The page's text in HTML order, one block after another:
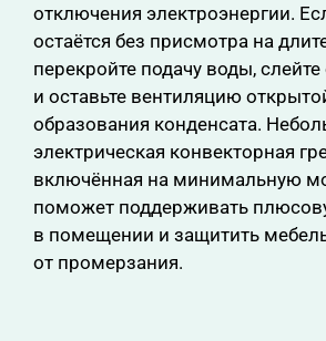
отключения электроэнергии.
остаётся без присмотра на
перекройте подачу воды, слейте
и оставьте вентиляцию
образования конденсата.
электрическая конвекторная
включённая на минимальную
поможет поддерживать
в помещении и защитить
от промерзания.